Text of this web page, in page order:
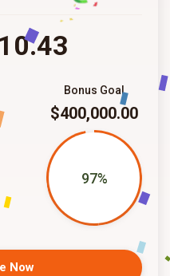
Bonus Goal
$400,000.00
97%
Now